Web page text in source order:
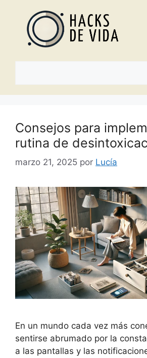
contenido
Consejos para
rutina de
marzo 21, 2025 por Lucía
En un mundo cada vez más
sentirse abrumado por la
a las pantallas y las